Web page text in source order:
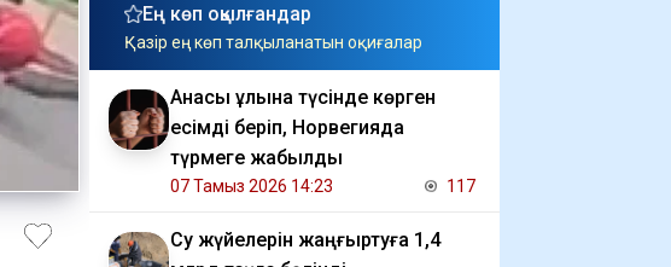
Ең көп оқылғандар
Қазір ең көп талқыланатын оқиғалар
Анасы ұлына түсінде көрген
есімді беріп, Норвегияда
түрмеге жабылды
07 Тамыз 2026 14:23 117
Су жүйелерін жаңғыртуға 1,4